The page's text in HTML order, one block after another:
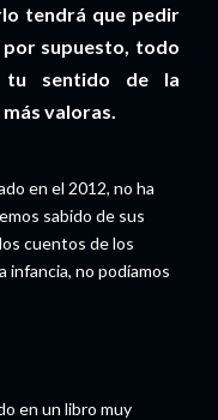
tendrá que pedir
supuesto, todo
tu sentido de la
valoras.
en el 2012, no ha
sabido de sus
cuentos de los
infancia, no podíamos
en un libro muy